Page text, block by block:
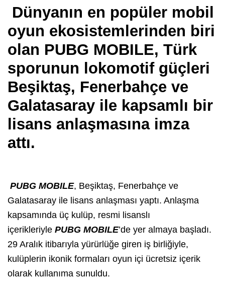
Dünyanın en popüler mobil
oyun ekosistemlerinden biri
olan PUBG MOBILE, Türk
sporunun lokomotif güçleri
Beşiktaş, Fenerbahçe ve
Galatasaray ile kapsamlı bir
lisans anlaşmasına imza
attı.
PUBG MOBILE, Beşiktaş, Fenerbahçe ve
Galatasaray ile lisans anlaşması yaptı. Anlaşma
kapsamında üç kulüp, resmi lisanslı
içerikleriyle PUBG MOBILE’de yer almaya başladı.
29 Aralık itibarıyla yürürlüğe giren iş birliğiyle,
kulüplerin ikonik formaları oyun içi ücretsiz içerik
olarak kullanıma sunuldu.